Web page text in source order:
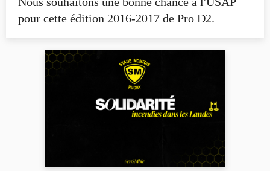
pour cette édition 2016-2017 de Pro D2.